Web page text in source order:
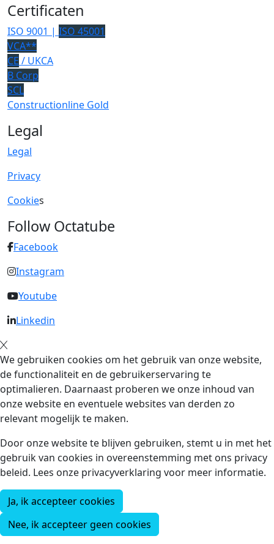
Certificaten
ISO 9001 | ISO 45001
VCA**
CE / UKCA
B Corp
SCL
Constructionline Gold
Legal
Legal
Privacy
Cookies
Follow Octatube
Facebook
Instagram
Youtube
Linkedin
We gebruiken cookies om het gebruik van onze website,
de functionaliteit en de gebruikerservaring te
optimalieren. Daarnaast proberen we onze inhoud van
onze website en eventuele websites van derden zo
relevant mogelijk te maken.
Door onze website te blijven gebruiken, stemt u in met het
gebruik van cookies in overeenstemming met ons privacy
beleid. Lees onze privacyverklaring voor meer informatie.
Ja, ik accepteer cookies
Nee, ik accepteer geen cookies